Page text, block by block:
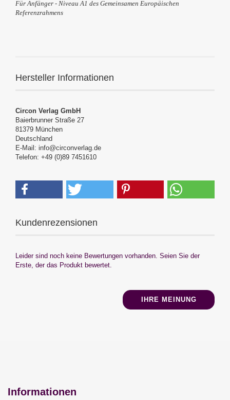
Für Anfänger - Niveau A1 des Gemeinsamen Europäischen
Referenzrahmens
Hersteller Informationen
Circon Verlag GmbH
Baierbrunner Straße 27
81379 München
Deutschland
E-Mail: info@circonverlag.de
Telefon: +49 (0)89 7451610
Kundenrezensionen
Leider sind noch keine Bewertungen vorhanden. Seien Sie der
Erste, der das Produkt bewertet.
IHRE MEINUNG
Informationen